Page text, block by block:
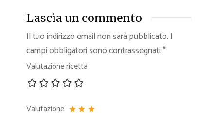
Lascia un commento
Il tuo indirizzo email non sarà pubblicato. I
campi obbligatori sono contrassegnati*
Valutazione ricetta
Valutazione